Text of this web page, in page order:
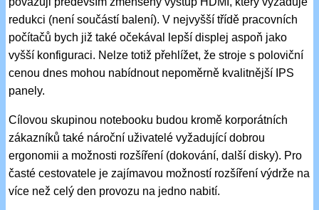
redukci (není součástí balení). V nejvyšší třídě pracovních
počítačů bych již také očekával lepší displej aspoň jako
vyšší konfiguraci. Nelze totiž přehlížet, že stroje s poloviční
cenou dnes mohou nabídnout nepoměrně kvalitnější IPS
panely.
Cílovou skupinou notebooku budou kromě korporátních
zákazníků také nároční uživatelé vyžadující dobrou
ergonomii a možnosti rozšíření (dokování, další disky). Pro
časté cestovatele je zajímavou možností rozšíření výdrže na
více než celý den provozu na jedno nabití.